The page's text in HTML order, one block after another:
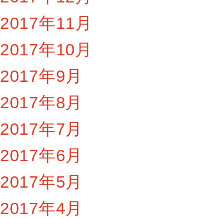
2017年11月
2017年10月
2017年9月
2017年8月
2017年7月
2017年6月
2017年5月
2017年4月